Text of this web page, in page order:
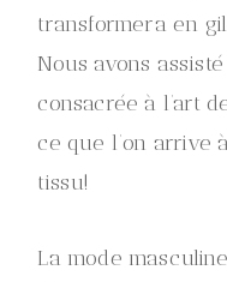
transformera en
Nous avons
consacrée à l’art
ce que l’on arrive
tissu!
La mode